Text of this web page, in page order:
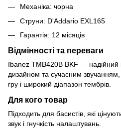
Механіка: чорна
Струни: D'Addario EXL165
Гарантія: 12 місяців
Відмінності та переваги
Ibanez TMB420B BKF — надійний
дизайном та сучасним
гру і широкий діапазон тембрів.
Для кого товар
Підходить для басистів, які
звук і гнучкість налаштувань.